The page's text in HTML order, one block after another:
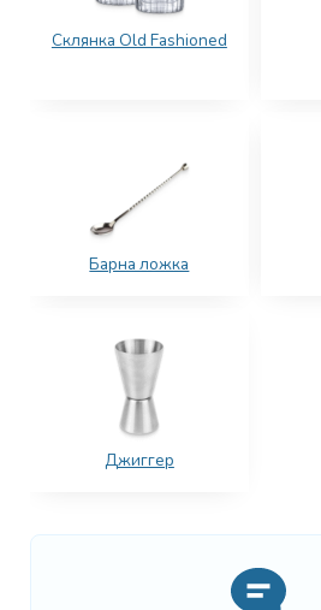
Склянка Old Fashioned
Барна ложка
Джиггер